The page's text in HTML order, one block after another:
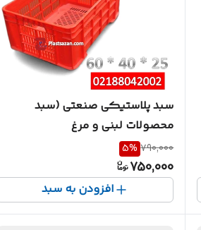
سبد پلاستیکی صنعتی (سبد
محصولات لبنی و مرغ
1003
790,000
5%
750,000
افزودن به سبد